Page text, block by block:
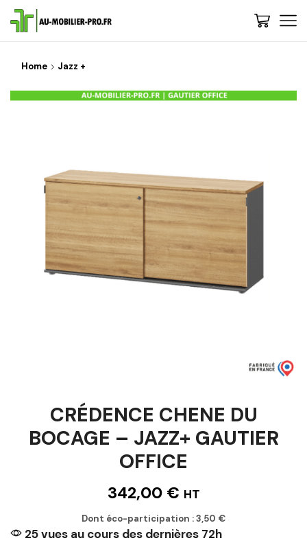
Home Jazz +
CRÉDENCE CHENE DU
BOCAGE – JAZZ+ GAUTIER
OFFICE
342,00 € HT
Dont éco-participation :3,50 €
25 vues au cours des dernières 72h